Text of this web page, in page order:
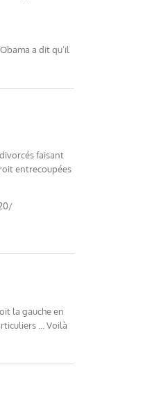
a dit qu’il
faisant
entrecoupées
la gauche en
… Voilà